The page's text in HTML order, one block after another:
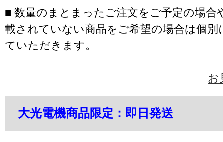
■ 数量のまとまったご注文をご予定の場合
載されていない商品をご希望の場合は個別
ていただきます。
お
大光電機商品限定：即日発送